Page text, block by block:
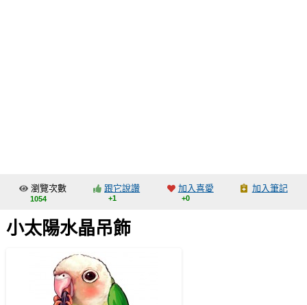
交流中心
攤位轉讓區
會員中心
註冊會員
瀏覽次數
1054
跟它說讚
+1
加入喜愛
+0
加入筆記
小太陽水晶吊飾